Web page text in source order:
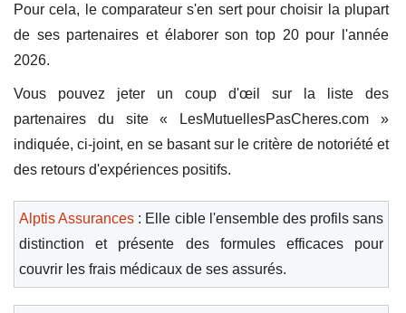
Pour cela, le comparateur s'en sert pour choisir la plupart
de ses partenaires et élaborer son top 20 pour l'année
2026.
Vous pouvez jeter un coup d'œil sur la liste des
partenaires du site « LesMutuellesPasCheres.com »
indiquée, ci-joint, en se basant sur le critère de notoriété et
des retours d'expériences positifs.
Alptis Assurances : Elle cible l'ensemble des profils sans
distinction et présente des formules efficaces pour
couvrir les frais médicaux de ses assurés.